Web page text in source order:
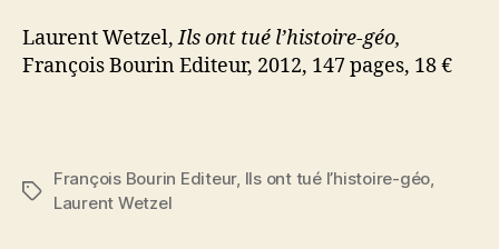
Laurent Wetzel,Ils ont tué l’histoire-géo,
François Bourin Editeur, 2012, 147 pages, 18 €
Étiquettes
François Bourin Editeur, Ils ont tué l’histoire-géo
Laurent Wetzel